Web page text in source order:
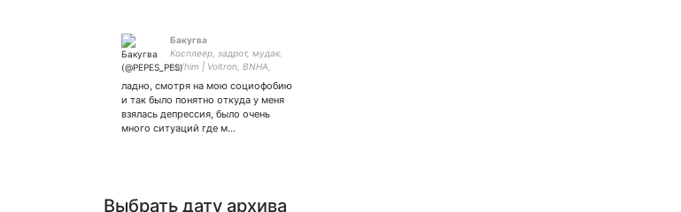
Бакугва
Косплеер, задрот, мудак.
he/him | Voltron, BNHA,
Devilman, Kimetsu no Yaiba |
ладно, смотря на мою социофобию
и так было понятно откуда у меня
взялась депрессия, было очень
много ситуаций где м…
Выбрать дату архива